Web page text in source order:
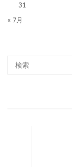
31
« 7月